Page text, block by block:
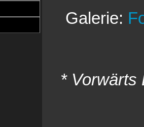
Galerie:
* Vorwärts